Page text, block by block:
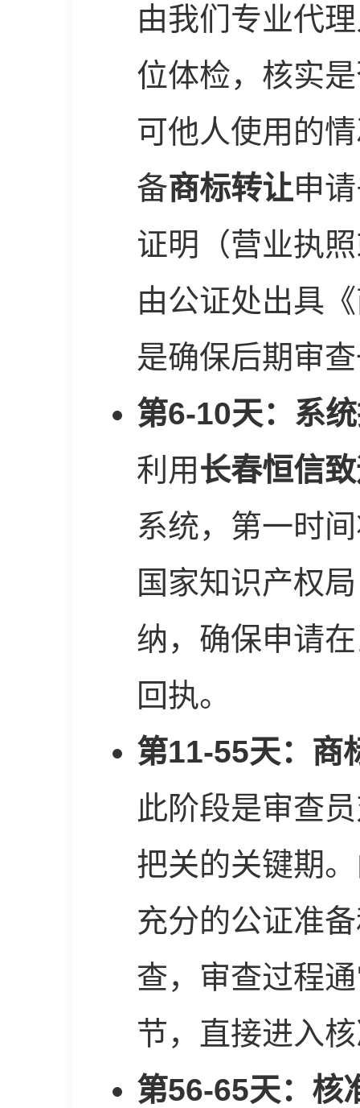
由我们专业代
位体检，核实
可他人使用的
备商标转让申
证明（营业执
由公证处出具
是确保后期审
第6-10天：系
利用 长春恒信
系统，第一时
国家知识产权
纳，确保申请
回执。
第11-55天：商
此阶段是审查
把关的关键期
充分的公证准
查，审查过程
节，直接进入
第56-65天：核